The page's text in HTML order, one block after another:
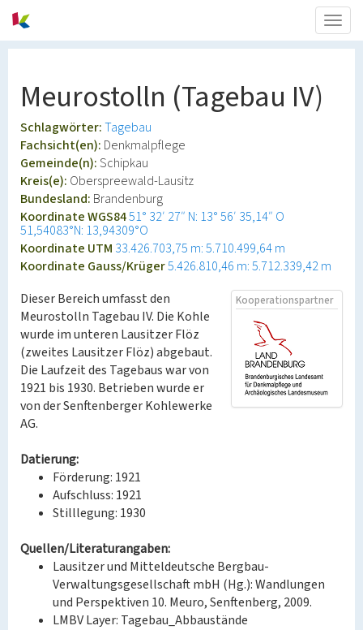
Meurostolln (Tagebau IV)
Schlagwörter:Tagebau
Fachsicht(en): Denkmalpflege
Gemeinde(n):Schipkau
Kreis(e): Oberspreewald-Lausitz
Bundesland: Brandenburg
Koordinate WGS8451° 32′ 27″ N: 13° 56′ 35,14″ O
51,54083°N: 13,94309°O
Koordinate UTM 33.426.703,75 m: 5.710.499,64 m
Koordinate Gauss/Krüger5.426.810,46 m: 5.712.339,42 m
Kooperationspartner
Dieser Bereich umfasst den
Meurostolln Tagebau IV. Die Kohle
wurde im unteren Lausitzer Flöz
(zweites Lausitzer Flöz) abgebaut.
Die Laufzeit des Tagebaus war von
1921 bis 1930. Betrieben wurde er
von der Senftenberger Kohlewerke
AG.
Datierung:
Förderung: 1921
Aufschluss: 1921
Stilllegung: 1930
Quellen/Literaturangaben:
Lausitzer und Mitteldeutsche Bergbau-
Verwaltungsgesellschaft mbH (Hg.): Wandlungen
und Perspektiven 10. Meuro, Senftenberg, 2009.
LMBV Layer: Tagebau_Abbaustände